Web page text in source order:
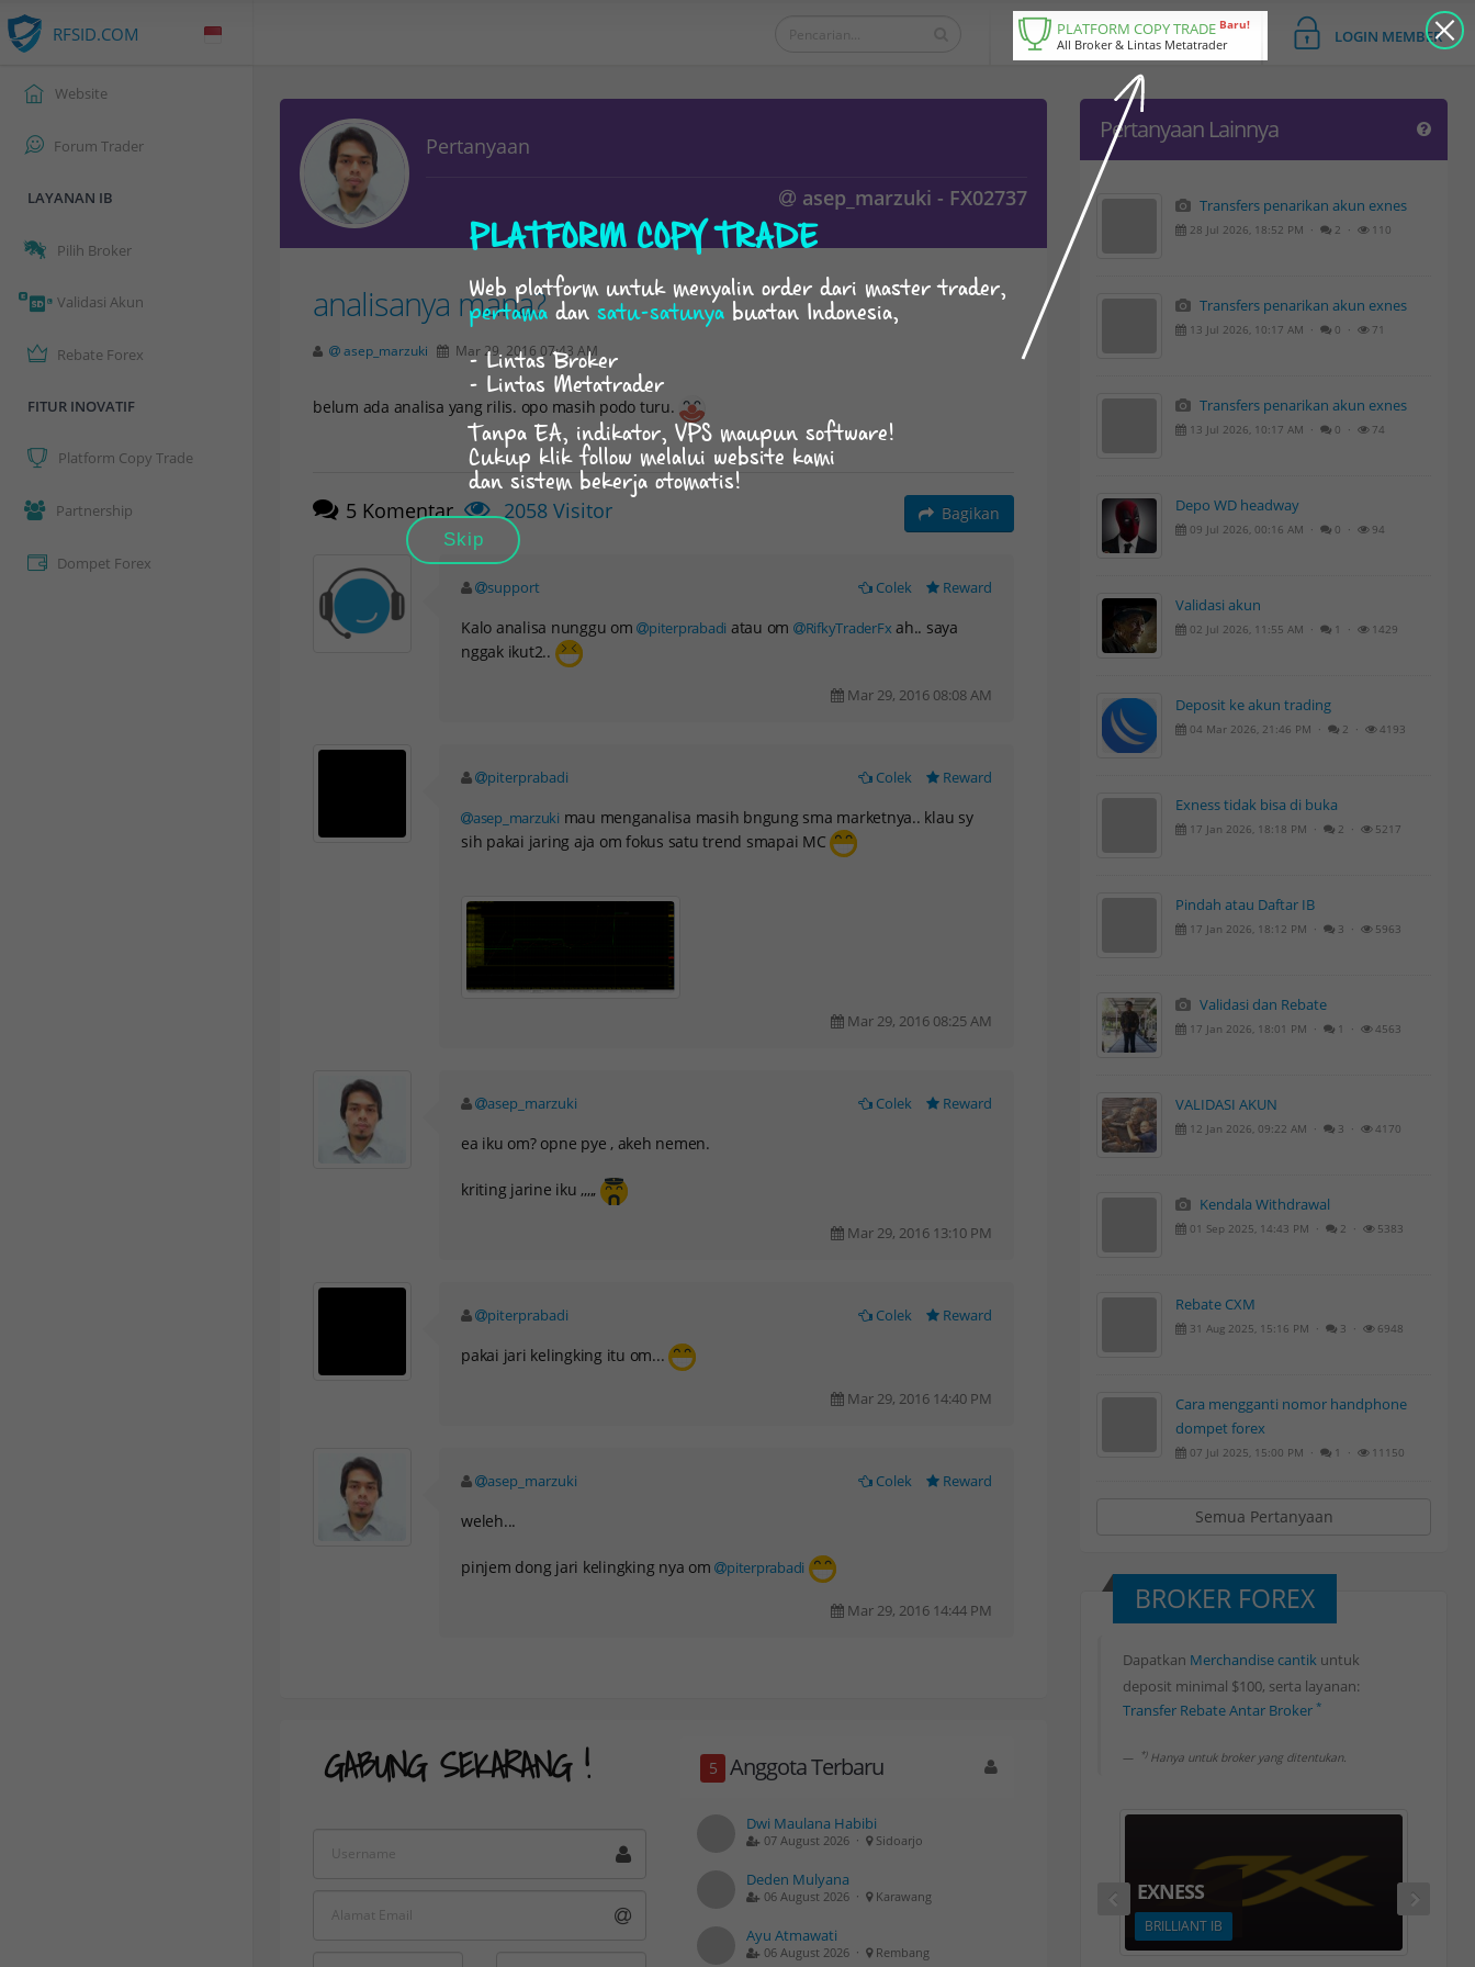
PLATFORM COPY TRADE Baru!
All Broker & Lintas Metatrader LOGIN MEMBER
RFSID.COM
Website
Forum Trader
LAYANAN IB
Pilih Broker
Validasi Akun
Rebate Forex
FITUR INOVATIF
Platform Copy Trade
Partnership
Dompet Forex
Pertanyaan
asep_marzuki - FX02737
analisanya mana?
asep_marzuki Mar 29, 2016 07:43 AM
belum ada analisa yang rilis. opo masih podo turu.
5 Komentar 2058 Visitor Bagikan
support Colek Reward
Kalo analisa nunggu om piterprabadi atau om RifkyTraderFx ah.. saya
nggak ikut2..
Mar 29, 2016 08:08 AM
piterprabadi Colek Reward
asep_marzuki mau menganalisa masih bngung sma marketnya.. klau sy
sih pakai jaring aja om fokus satu trend smapai MC
Mar 29, 2016 08:25 AM
asep_marzuki Colek Reward
ea iku om? opne pye , akeh nemen.
kriting jarine iku ,,,,,
Mar 29, 2016 13:10 PM
piterprabadi Colek Reward
pakai jari kelingking itu om...
Mar 29, 2016 14:40 PM
asep_marzuki Colek Reward
weleh...
pinjem dong jari kelingking nya om piterprabadi
Mar 29, 2016 14:44 PM
GABUNG SEKARANG ! 5 Anggota Terbaru
Dwi Maulana Habibi
07 August 2026 · Sidoarjo
Deden Mulyana
06 August 2026 · Karawang
Ayu Atmawati
06 August 2026 · Rembang
Pertanyaan Lainnya
Transfers penarikan akun exnes
28 Jul 2026, 18:52 PM · 2 · 110
Transfers penarikan akun exnes
13 Jul 2026, 10:17 AM · 0 · 71
Transfers penarikan akun exnes
13 Jul 2026, 10:17 AM · 0 · 74
Depo WD headway
09 Jul 2026, 00:16 AM · 0 · 94
Validasi akun
02 Jul 2026, 11:55 AM · 1 · 1429
Deposit ke akun trading
04 Mar 2026, 21:46 PM · 2 · 4193
Exness tidak bisa di buka
17 Jan 2026, 18:18 PM · 2 · 5217
Pindah atau Daftar IB
17 Jan 2026, 18:12 PM · 3 · 5963
Validasi dan Rebate
17 Jan 2026, 18:01 PM · 1 · 4563
VALIDASI AKUN
12 Jan 2026, 09:22 AM · 3 · 4170
Kendala Withdrawal
01 Sep 2025, 14:43 PM · 2 · 5383
Rebate CXM
31 Aug 2025, 15:16 PM · 3 · 6948
Cara mengganti nomor handphone
dompet forex
07 Jul 2025, 15:00 PM · 1 · 11150
Semua Pertanyaan
BROKER FOREX
Dapatkan Merchandise cantik untuk
deposit minimal $100, serta layanan:
Rebate Forex 80%
Transfer Rebate Antar Broker*
Deposit Bank Lokal*
*)Hanya untuk broker yang ditentukan.
HEADWAY
Royal IB
EXNESS
BRILLIANT IB
Skip
PLATFORM COPY TRADE
Web platform untuk menyalin order dari master trader,
pertama dan satu-satunya buatan Indonesia,
- Lintas Broker
- Lintas Metatrader
Tanpa EA, indikator, VPS maupun software!
Cukup klik follow melalui website kami
dan sistem bekerja otomatis!